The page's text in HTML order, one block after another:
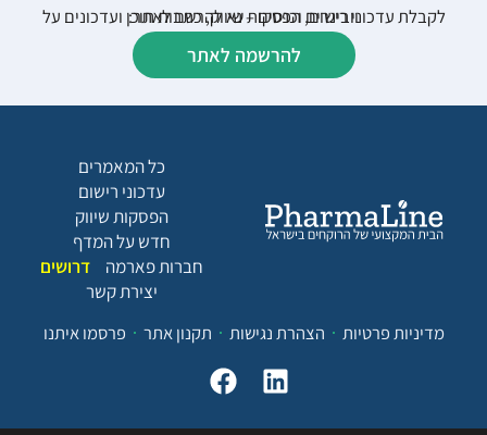
לקבלת עדכוני רישום, הפסקות שיווק, כתבות תוכן ועדכונים על וובינרים וכנסים – נא להרשם לאתר:
להרשמה לאתר
כל המאמרים
עדכוני רישום
הפסקות שיווק
חדש על המדף
חברות פארמה
דרושים
יצירת קשר
מדיניות פרטיות
הצהרת נגישות תקנון אתר פרסמו איתנו